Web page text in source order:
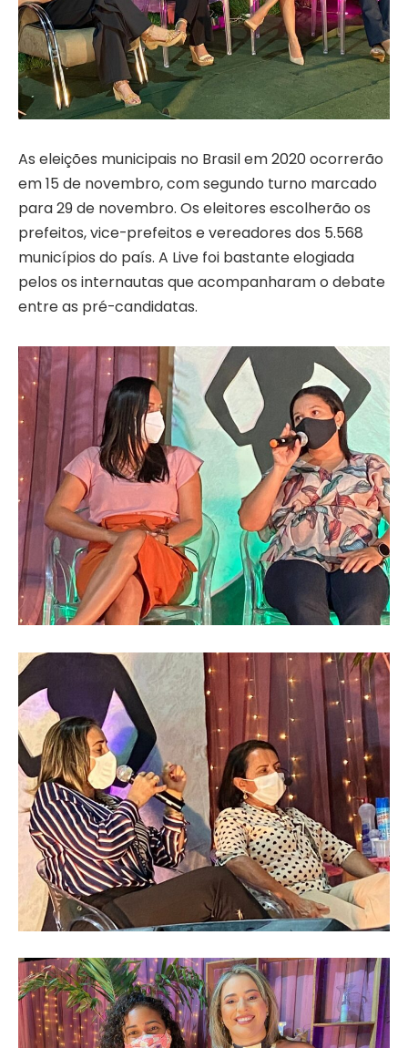
As eleições municipais no Brasil em 2020 ocorrerão
em 15 de novembro, com segundo turno marcado
para 29 de novembro. Os eleitores escolherão os
prefeitos, vice-prefeitos e vereadores dos 5.568
municípios do país. A Live foi bastante elogiada
pelos os internautas que acompanharam o debate
entre as pré-candidatas.